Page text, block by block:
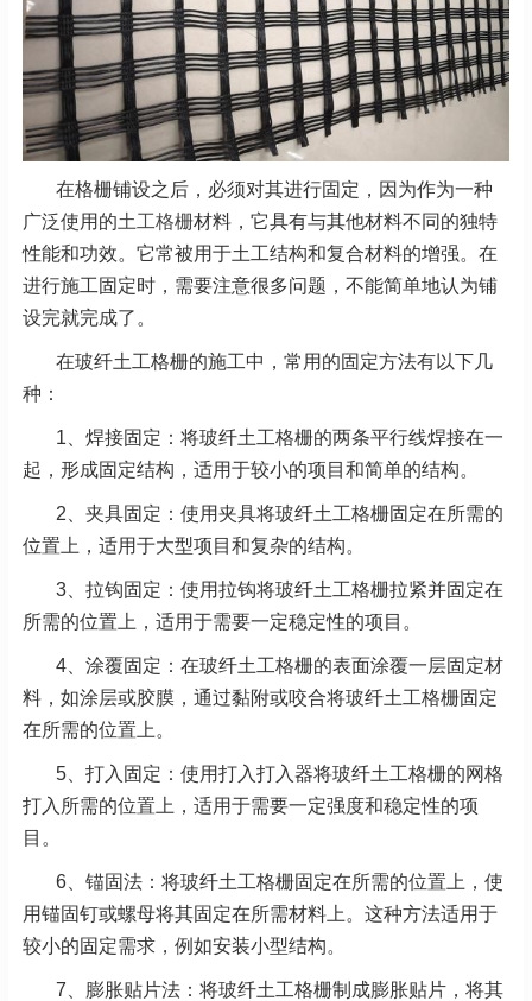
在格栅铺设之后，必须对其进行固定，因为作为一种
广泛使用的土工格栅材料，它具有与其他材料不同的独特
性能和功效。它常被用于土工结构和复合材料的增强。在
进行施工固定时，需要注意很多问题，不能简单地认为铺
设完就完成了。
在玻纤土工格栅的施工中，常用的固定方法有以下几
种：
1、焊接固定：将玻纤土工格栅的两条平行线焊接在一
起，形成固定结构，适用于较小的项目和简单的结构。
2、夹具固定：使用夹具将玻纤土工格栅固定在所需的
位置上，适用于大型项目和复杂的结构。
3、拉钩固定：使用拉钩将玻纤土工格栅拉紧并固定在
所需的位置上，适用于需要一定稳定性的项目。
4、涂覆固定：在玻纤土工格栅的表面涂覆一层固定材
料，如涂层或胶膜，通过黏附或咬合将玻纤土工格栅固定
在所需的位置上。
5、打入固定：使用打入打入器将玻纤土工格栅的网格
打入所需的位置上，适用于需要一定强度和稳定性的项
目。
6、锚固法：将玻纤土工格栅固定在所需的位置上，使
用锚固钉或螺母将其固定在所需材料上。这种方法适用于
较小的固定需求，例如安装小型结构。
7、膨胀贴片法：将玻纤土工格栅制成膨胀贴片，将其